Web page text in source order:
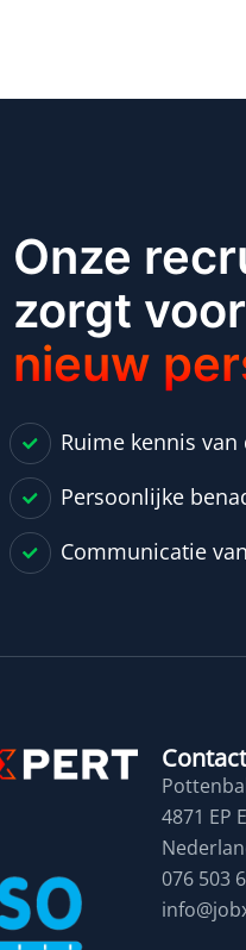
Onze
zorgt voor
nieuw
Ruime kennis
Persoonlijke
Communicatie
Contact
4871 EP
076 503